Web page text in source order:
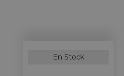
En Stock